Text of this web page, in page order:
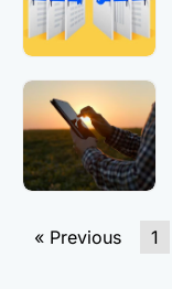
« Previous 1